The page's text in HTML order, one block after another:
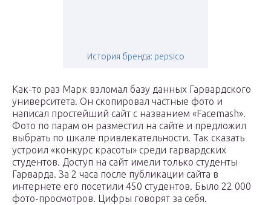
История бренда: pepsico
Как-то раз Марк взломал базу данных Гарвардского
университета. Он скопировал частные фото и
написал простейший сайт с названием «Facemash».
Фото по парам он разместил на сайте и предложил
выбрать по шкале привлекательности. Так сказать
устроил «конкурс красоты» среди гарвардских
студентов. Доступ на сайт имели только студенты
Гарварда. За 2 часа после публикации сайта в
интернете его посетили 450 студентов. Было 22 000
фото-просмотров. Цифры говорят за себя.